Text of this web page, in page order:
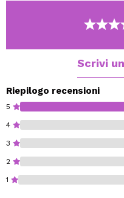
Scrivi
Riepilogo recensioni
5
4
3
2
1